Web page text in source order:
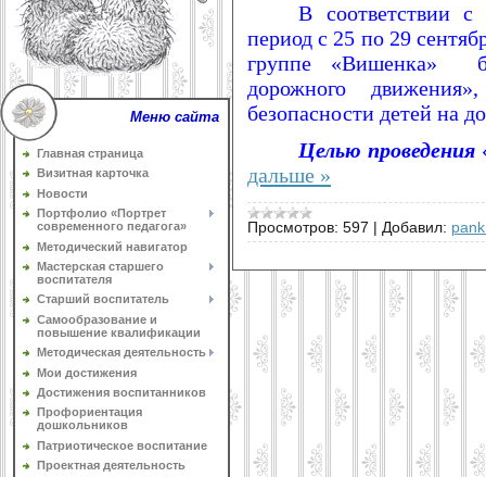
Меню сайта
Главная страница
Визитная карточка
Новости
Портфолио «Портрет
современного педагога»
Методический навигатор
Мастерская старшего
воспитателя
Старший воспитатель
Самообразование и
повышение квалификации
Методическая деятельность
Мои достижения
Достижения воспитанников
Профориентация
дошкольников
Патриотическое воспитание
Проектная деятельность
В соответствии с
период с 25 по 29
группе «Вишенка»
дорожного
безопасности детей на
Целью проведения
дальше »
Просмотров: 597 | Добавил: